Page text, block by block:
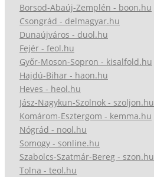
Borsod-Abaúj-Zemplén - boon.hu
Csongrád - delmagyar.hu
Dunaújváros - duol.hu
Fejér - feol.hu
Győr-Moson-Sopron - kisalfold.hu
Hajdú-Bihar - haon.hu
Heves - heol.hu
Jász-Nagykun-Szolnok - szoljon.hu
Komárom-Esztergom - kemma.hu
Nógrád - nool.hu
Somogy - sonline.hu
Szabolcs-Szatmár-Bereg - szon.hu
Tolna - teol.hu